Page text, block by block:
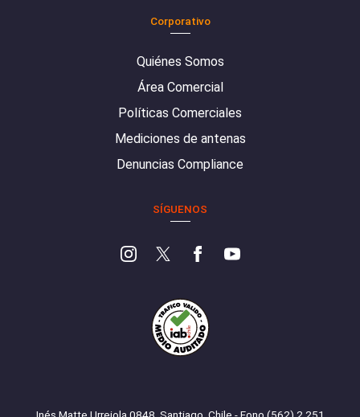
Corporativo
Quiénes Somos
Área Comercial
Políticas Comerciales
Mediciones de antenas
Denuncias Compliance
SÍGUENOS